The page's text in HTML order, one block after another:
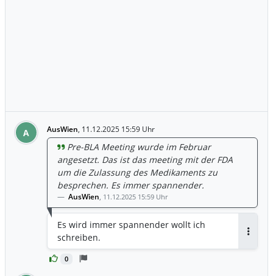
A AusWien, 11.12.2025 15:59 Uhr
0
Pre-BLA Meeting wurde im Februar
angesetzt. Das ist das meeting mit der FDA
um die Zulassung des Medikaments zu
besprechen. Es immer spannender.
AusWien, 11.12.2025 15:59 Uhr
Es wird immer spannender wollt ich
schreiben.